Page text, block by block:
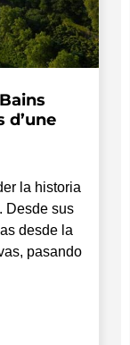
d’une
la historia
Desde sus
desde la
pasando